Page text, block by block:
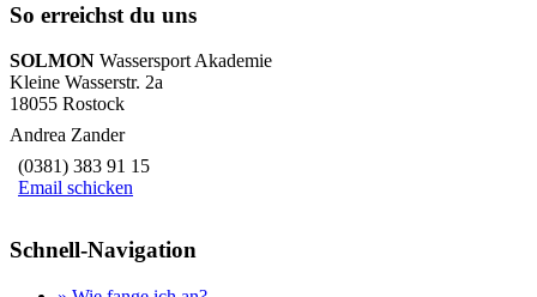
So erreichst du uns
SOLMON Wassersport Akademie
Kleine Wasserstr. 2a
18055 Rostock
Andrea Zander
(0381) 383 91 15
Email schicken
Schnell-Navigation